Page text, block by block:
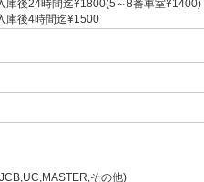
庫後24時間迄¥1800(5～8番車室¥1400)
庫後4時間迄¥1500
その他)